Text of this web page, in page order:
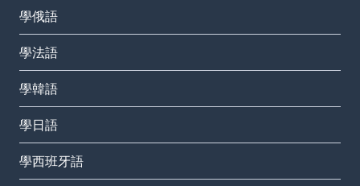
學俄語
學法語
學韓語
學日語
學西班牙語